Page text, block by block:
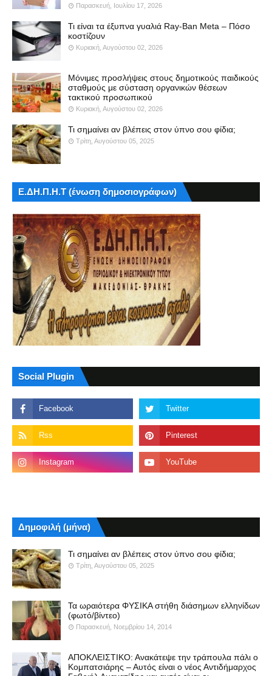
Παρασκευή, Ιουλίου 17, 2026
Τι είναι τα έξυπνα γυαλιά Ray-Ban Meta – Πόσο
κοστίζουν
Κυριακή, Αυγούστου 02, 2026
Μόνιμες προσλήψεις στους δημοτικούς παιδικούς
σταθμούς με σύσταση οργανικών θέσεων
τακτικού προσωπικού
Κυριακή, Αυγούστου 02, 2026
Τι σημαίνει αν βλέπεις στον ύπνο σου φίδια;
Τρίτη, Αυγούστου 05, 2025
Ε.ΔΗ.Π.Η.Τ (ένωση δημοσιογράφων)
Social Plugin
Δημοφιλή (μήνα)
Τι σημαίνει αν βλέπεις στον ύπνο σου φίδια;
Τρίτη, Αυγούστου 05, 2025
Τα ωραιότερα ΦΥΣΙΚΑ στήθη διάσημων ελληνίδων
(φωτό/βίντεο)
Παρασκευή, Νοεμβρίου 14, 2014
ΑΠΟΚΛΕΙΣΤΙΚΟ: Ανακάτεψε την τράπουλα πάλι ο
Κομπατσιάρης – Αυτός είναι ο νέος Αντιδήμαρχος